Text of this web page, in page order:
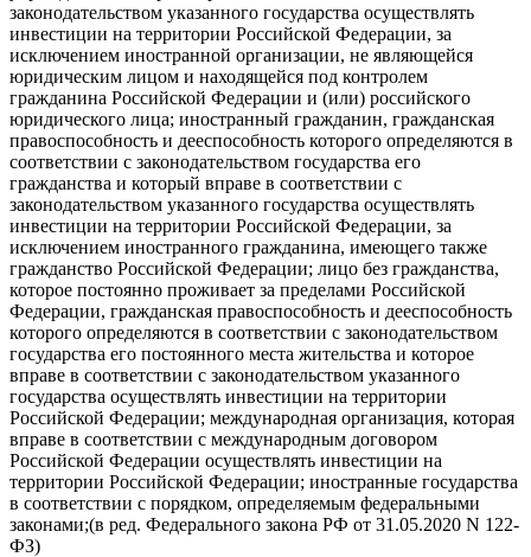
законодательством указанного государства осуществлять
инвестиции на территории Российской Федерации, за
исключением иностранной организации, не являющейся
юридическим лицом и находящейся под контролем
гражданина Российской Федерации и (или) российского
юридического лица; иностранный гражданин, гражданская
правоспособность и дееспособность которого определяются в
соответствии с законодательством государства его
гражданства и который вправе в соответствии с
законодательством указанного государства осуществлять
инвестиции на территории Российской Федерации, за
исключением иностранного гражданина, имеющего также
гражданство Российской Федерации; лицо без гражданства,
которое постоянно проживает за пределами Российской
Федерации, гражданская правоспособность и дееспособность
которого определяются в соответствии с законодательством
государства его постоянного места жительства и которое
вправе в соответствии с законодательством указанного
государства осуществлять инвестиции на территории
Российской Федерации; международная организация, которая
вправе в соответствии с международным договором
Российской Федерации осуществлять инвестиции на
территории Российской Федерации; иностранные государства
в соответствии с порядком, определяемым федеральными
законами;(в ред. Федерального закона РФ от 31.05.2020 N 122-
ФЗ)